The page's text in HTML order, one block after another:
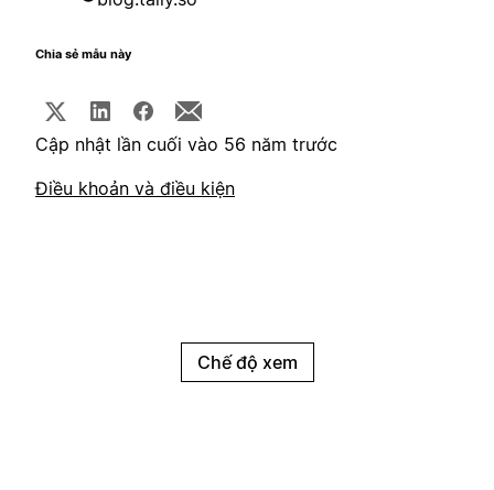
Chia sẻ mẫu này
Cập nhật lần cuối vào 56 năm trước
Điều khoản và điều kiện
Chế độ xem